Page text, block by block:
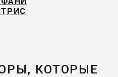
КОТОРЫЕ